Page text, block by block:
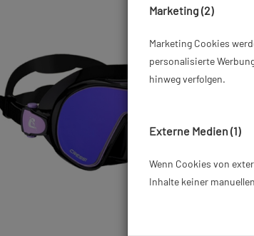
Marketing (2)
Marketing Cookies
personalisierte
hinweg verfolgen.
Externe Medien (1)
Wenn Cookies von
Inhalte keiner